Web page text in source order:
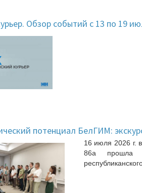
Обзор событий с 13 по 19
потенциал БелГИМ:
16 июля 2026 г.
86а прошла